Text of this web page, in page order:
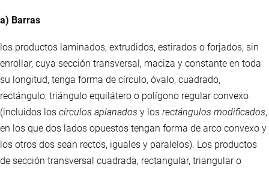
a) Barras
los productos laminados, extrudidos, estirados o forjados, sin
enrollar, cuya sección transversal, maciza y constante en toda
su longitud, tenga forma de círculo, óvalo, cuadrado,
rectángulo, triángulo equilátero o polígono regular convexo
(incluidos los círculos aplanados y los rectángulos modificados,
en los que dos lados opuestos tengan forma de arco convexo y
los otros dos sean rectos, iguales y paralelos). Los productos
de sección transversal cuadrada, rectangular, triangular o